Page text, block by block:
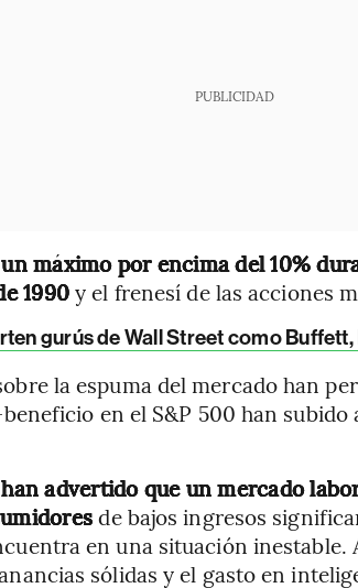
PUBLICIDAD
máximo por encima del 10%
1990y el frenesí de las acciones
gurús de Wall Street como
la espuma del mercado han
en el S&P 500 han subido
advertido que un mercado
de bajos ingresos
en una situación inestable.
sólidas y el gasto en